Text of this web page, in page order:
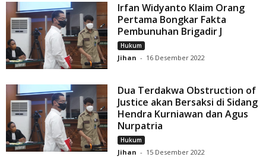
Irfan Widyanto Klaim Orang
Pertama Bongkar Fakta
Pembunuhan Brigadir J
Hukum
Jihan - 16 Desember 2022
Dua Terdakwa Obstruction of
Justice akan Bersaksi di Sidang
Hendra Kurniawan dan Agus
Nurpatria
Hukum
Jihan - 15 Desember 2022